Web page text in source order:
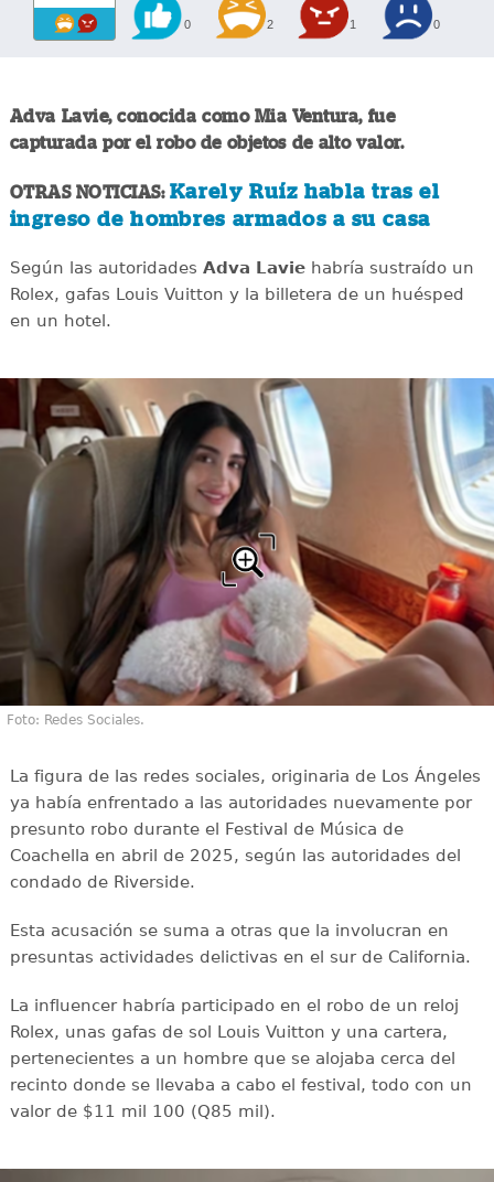
0 2 1 0
Adva Lavie, conocida como Mia Ventura, fue
capturada por el robo de objetos de alto valor.
OTRAS NOTICIAS: Karely Ruíz habla tras el
ingreso de hombres armados a su casa
Según las autoridades Adva Laviehabría sustraído un
Rolex, gafas Louis Vuitton y la billetera de un huésped
en un hotel.
Foto: Redes Sociales.
La figura de las redes sociales, originaria de Los Ángeles
ya había enfrentado a las autoridades nuevamente por
presunto robo durante el Festival de Música de
Coachella en abril de 2025, según las autoridades del
condado de Riverside.
Esta acusación se suma a otras que la involucran en
presuntas actividades delictivas en el sur de California.
La influencer habría participado en el robo de un reloj
Rolex, unas gafas de sol Louis Vuitton y una cartera,
pertenecientes a un hombre que se alojaba cerca del
recinto donde se llevaba a cabo el festival, todo con un
valor de $11 mil 100 (Q85 mil).